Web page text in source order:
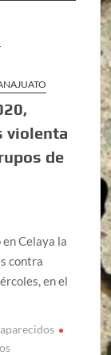
violenta
de
Celaya la
contra
en el